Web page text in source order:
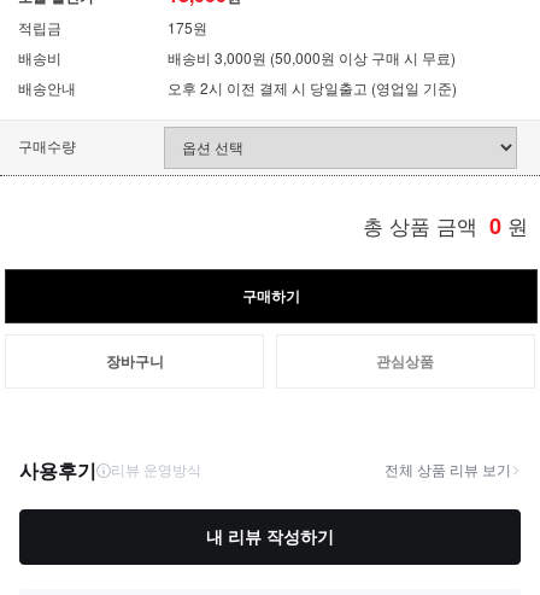
적립금
175원
배송비
배송비 3,000원 (50,000원 이상 구매 시 무료)
배송안내
오후 2시 이전 결제 시 당일출고 (영업일 기준)
구매수량
총 상품 금액 0 원
구매하기
장바구니 관심상품